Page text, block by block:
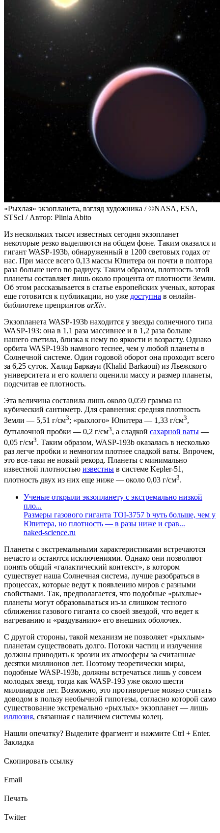
«Рыхлая» экзопланета, взгляд художника / ©NASA, ESA,
STScI / Автор: Plinia Abito
Из нескольких тысяч известных сегодня экзопланет
некоторые резко выделяются на общем фоне. Таким оказался и
гигант WASP-193b, обнаруженный в 1200 световых годах от
нас. При массе всего 0,13 массы Юпитера он почти в полтора
раза больше него по радиусу. Таким образом, плотность этой
планеты составляет лишь около процента от плотности Земли.
Об этом рассказывается в статье европейских ученых, которая
еще готовится к публикации, но уже доступна в онлайн-
библиотеке препринтов arXiv.
Экзопланета WASP-193b находится у звезды солнечного типа
WASP-193: она в 1,1 раза массивнее и в 1,2 раза больше
нашего светила, близка к нему по яркости и возрасту. Однако
орбита WASP-193b намного теснее, чем у любой планеты в
Солнечной системе. Один годовой оборот она проходит всего
за 6,25 суток. Халид Баркауи (Khalid Barkaoui) из Льежского
университета и его коллеги оценили массу и размер планеты,
подсчитав ее плотность.
Эта величина составила лишь около 0,059 грамма на
кубический сантиметр. Для сравнения: средняя плотность
Земли — 5,51 г/см3; «рыхлого» Юпитера — 1,33 г/см3,
бутылочной пробки — 0,2 г/см3, а сладкой сахарной ваты —
0,05 г/см3. Таким образом, WASP-193b оказалась в несколько
раз легче пробки и немногим плотнее сладкой ваты. Впрочем,
это все-таки не новый рекорд. Планеты с минимально
известной плотностью известны в системе Kepler-51,
плотность двух из них еще ниже — около 0,03 г/см3.
Ученые открыли экзопланету с экстремально низкой
пло...
Размеры газового гиганта TOI-3757 b чуть больше, чем у
Юпитера, но плотность — в разы ниже и срав...
naked-science.ru
Планеты с экстремальными характеристиками встречаются
нечасто и остаются исключениями. Однако они позволяют
понять общий «галактический контекст», в котором
существует наша Солнечная система, лучше разобраться в
процессах, которые ведут к появлению миров с разными
свойствами. Так, предполагается, что подобные «рыхлые»
планеты могут образовываться из-за слишком тесного
сближения газового гиганта со своей звездой, что ведет к
нагреванию и «раздуванию» его внешних оболочек.
С другой стороны, такой механизм не позволяет «рыхлым»
планетам существовать долго. Потоки частиц и излучения
должны приводить к эрозии их атмосферы за считанные
десятки миллионов лет. Поэтому теоретически миры,
подобные WASP-193b, должны встречаться лишь у совсем
молодых звезд, тогда как WASP-193 уже около шести
миллиардов лет. Возможно, это противоречие можно считать
доводом в пользу необычной гипотезы, согласно которой само
существование экстремально «рыхлых» экзопланет — лишь
иллюзия, связанная с наличием системы колец.
Нашли опечатку? Выделите фрагмент и нажмите Ctrl + Enter.
Закладка
Скопировать ссылку
Email
Печать
Twitter